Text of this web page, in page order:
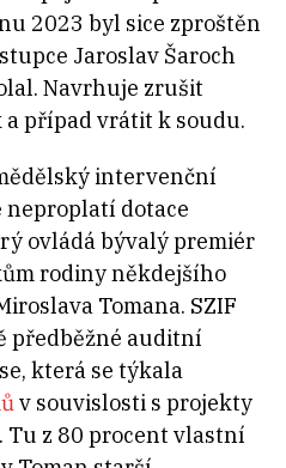
2023 byl sice zproštěn
Jaroslav Šaroch
Navrhuje zrušit
případ vrátit k soudu.
intervenční
neproplatí dotace
ovládá bývalý premiér
rodiny někdejšího
Tomana. SZIF
předběžné auditní
která se týkala
v souvislosti s projekty
Tu z 80 procent vlastní